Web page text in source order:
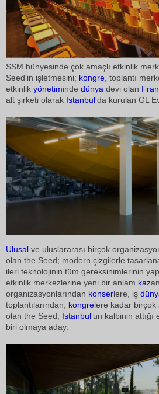
SSM bünyesinde çok amaçlı etkinlik
Seed'in işletmesini; kongre , toplantı
etkinlik yönetiminde dünya devi olan
alt şirketi olarak İstanbul'da kurulan GL
Ulusal ve uluslararası birçok
olan the Seed; modern çizgilerle
ileri teknolojinin tüm gereksinimlerinin
etkinlik merkezlerine yeni bir anlam kaz
organizasyonlarından konserlere, iş
toplantılarından, kongrelere kadar
olan the Seed, İstanbul'un kalbinin
biri olmaya aday.